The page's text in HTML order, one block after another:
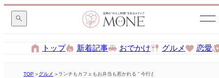
トップ 新着記事 おでかけ グルメ 恋愛
TOP グルメ ランチもカフェもお弁当も惹かれる ” 今行きたい ” 人気店『DOMANO』